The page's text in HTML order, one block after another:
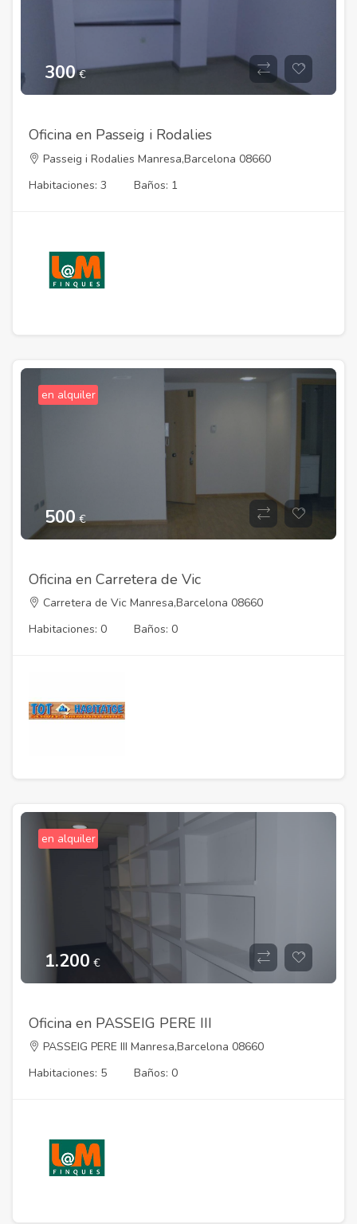
300€
Oficina en Passeig i Rodalies
Passeig i Rodalies Manresa,Barcelona 08660
Habitaciones: 3
Baños: 1
en alquiler
500€
Oficina en Carretera de Vic
Carretera de Vic Manresa,Barcelona 08660
Habitaciones: 0
Baños: 0
en alquiler
1.200 €
Oficina en PASSEIG PERE III
PASSEIG PERE III Manresa,Barcelona 08660
Habitaciones: 5
Baños: 0